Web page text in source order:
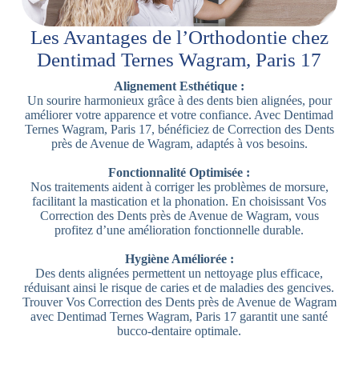
Les Avantages de l’Orthodontie chez
Dentimad Ternes Wagram, Paris 17
Alignement Esthétique :
Un sourire harmonieux grâce à des dents bien alignées, pour
améliorer votre apparence et votre confiance. Avec Dentimad
Ternes Wagram, Paris 17, bénéficiez de Correction des Dents
près de Avenue de Wagram, adaptés à vos besoins.
Fonctionnalité Optimisée :
Nos traitements aident à corriger les problèmes de morsure,
facilitant la mastication et la phonation. En choisissant Vos
Correction des Dents près de Avenue de Wagram, vous
profitez d’une amélioration fonctionnelle durable.
Hygiène Améliorée :
Des dents alignées permettent un nettoyage plus efficace,
réduisant ainsi le risque de caries et de maladies des gencives.
Trouver Vos Correction des Dents près de Avenue de Wagram
avec Dentimad Ternes Wagram, Paris 17 garantit une santé
bucco-dentaire optimale.